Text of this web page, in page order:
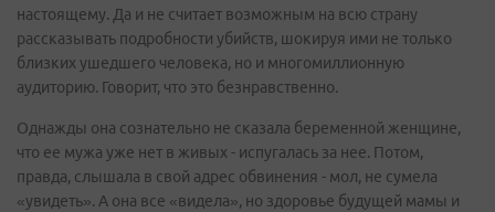
настоящему. Да и не считает возможным на всю страну
рассказывать подробности убийств, шокируя ими не только
близких ушедшего человека, но и многомиллионную
аудиторию. Говорит, что это безнравственно.
Однажды она сознательно не сказала беременной женщине,
что ее мужа уже нет в живых - испугалась за нее. Потом,
правда, слышала в свой адрес обвинения - мол, не сумела
«увидеть». А она все «видела», но здоровье будущей мамы и